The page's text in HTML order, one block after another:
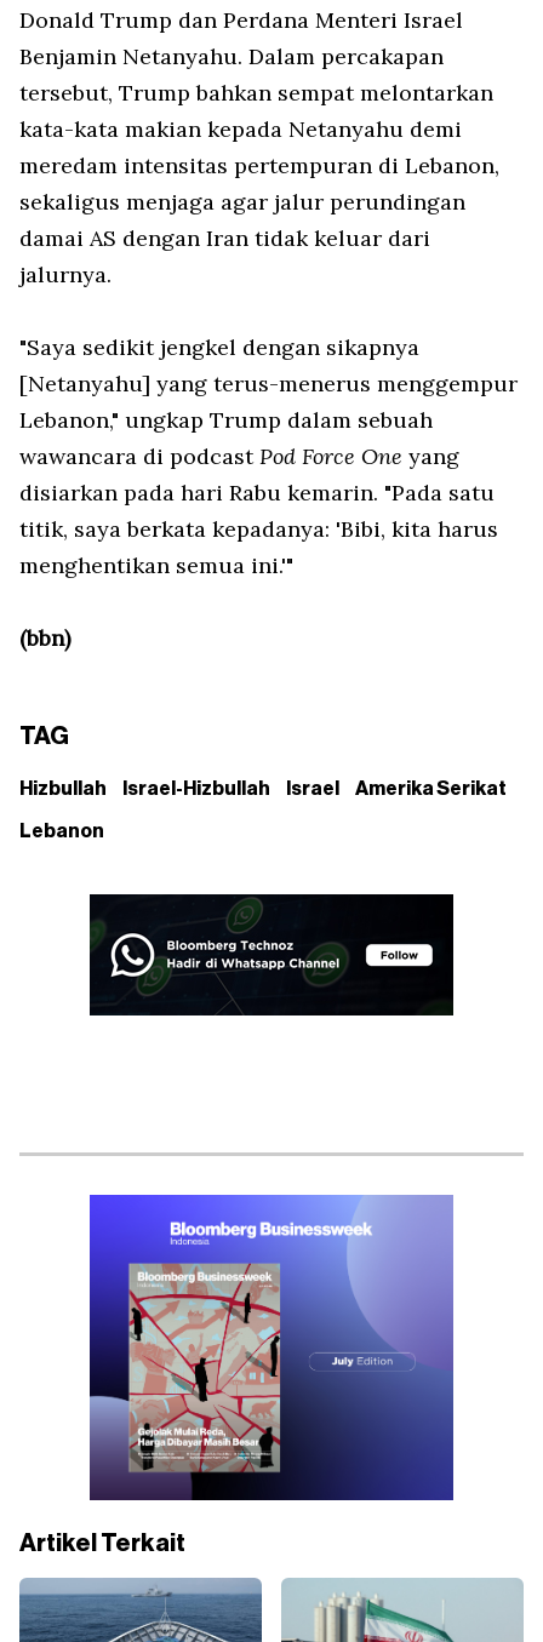
Donald Trump dan Perdana Menteri Israel
Benjamin Netanyahu. Dalam percakapan
tersebut, Trump bahkan sempat melontarkan
kata-kata makian kepada Netanyahu demi
meredam intensitas pertempuran di Lebanon,
sekaligus menjaga agar jalur perundingan
damai AS dengan Iran tidak keluar dari
jalurnya.
"Saya sedikit jengkel dengan sikapnya
[Netanyahu] yang terus-menerus menggempur
Lebanon," ungkap Trump dalam sebuah
wawancara di podcastPod Force One yang
disiarkan pada hari Rabu kemarin. "Pada satu
titik, saya berkata kepadanya: 'Bibi, kita harus
menghentikan semua ini.'"
(bbn)
TAG
Hizbullah Israel-Hizbullah Israel Amerika Serikat
Lebanon
Artikel Terkait